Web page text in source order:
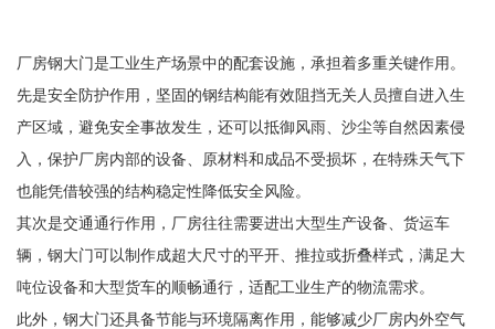
厂房钢大门是工业生产场景中的配套设施，承担着多重关键作用。
先是安全防护作用，坚固的钢结构能有效阻挡无关人员擅自进入生
产区域，避免安全事故发生，还可以抵御风雨、沙尘等自然因素侵
入，保护厂房内部的设备、原材料和成品不受损坏，在特殊天气下
也能凭借较强的结构稳定性降低安全风险。
其次是交通通行作用，厂房往往需要进出大型生产设备、货运车
辆，钢大门可以制作成超大尺寸的平开、推拉或折叠样式，满足大
吨位设备和大型货车的顺畅通行，适配工业生产的物流需求。
此外，钢大门还具备节能与环境隔离作用，能够减少厂房内外空气